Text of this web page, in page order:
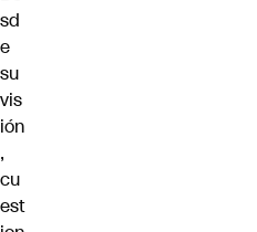
sd
e
su
vis
ión
,
cu
est